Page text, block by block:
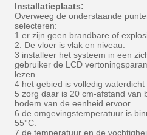
Installatieplaats:
Overweeg de onderstaande
selecteren:
1 er zijn geen brandbare of
2. De vloer is vlak en niveau.
3 installeer het systeem in een
gebruiker de LCD
lezen.
4 het gebied is volledig waterdicht
5 zorg daar is 20 cm-afstand van
bodem van de eenheid ervoor.
6 de omgevingstemperatuur is
55°C.
7 de temperatuur en de